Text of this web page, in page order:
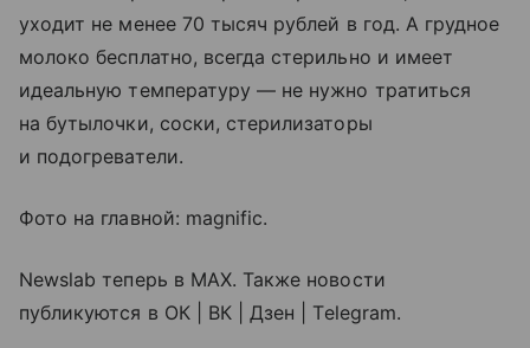
уходит не менее 70 тысяч рублей в год. А грудное
молоко бесплатно, всегда стерильно и имеет
идеальную температуру — не нужно тратиться
на бутылочки, соски, стерилизаторы
и подогреватели.
Фото на главной: magnific.
Newslab теперь в МАХ. Также новости
публикуются в ОК | ВК | Дзен | Telegram.